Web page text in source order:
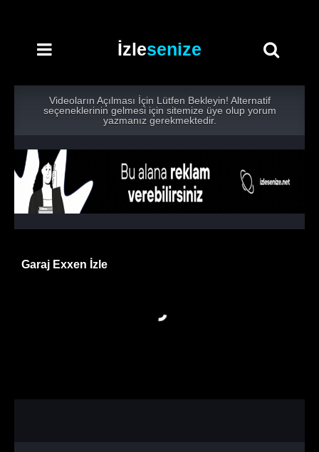
İzlesenize
Videoların Açılması İçin Lütfen Bekleyin! Alternatif
seçeneklerinin gelmesi için sitemize üye olup yorum
yazmanız gerekmektedir.
Garaj Exxen İzle